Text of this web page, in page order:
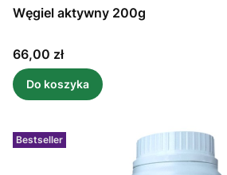
Węgiel aktywny 200g
Cena
66,00 zł
Do koszyka
Bestseller